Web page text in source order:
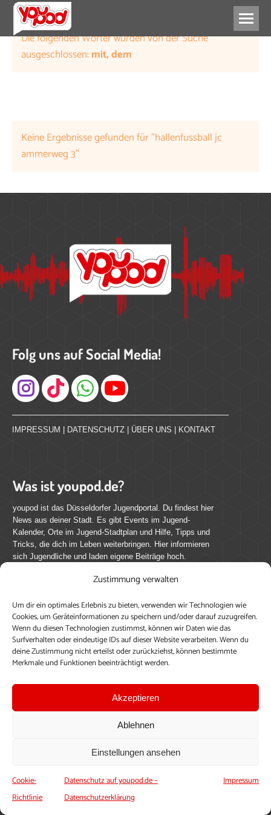
Zustimmung verwalten
Um dir ein optimales Erlebnis zu bieten, verwenden wir Technologien wie
Cookies, um Geräteinformationen zu speichern und/oder darauf zuzugreifen.
Wenn du diesen Technologien zustimmst, können wir Daten wie das
Surfverhalten oder eindeutige IDs auf dieser Website verarbeiten. Wenn du
deine Zustimmung nicht erteilst oder zurückziehst, können bestimmte
Merkmale und Funktionen beeinträchtigt werden.
Akzeptieren
Ablehnen
Einstellungen ansehen
Cookie-
Richtlinie
Datenschutz auf youpod.de –
Datenschutzerklärung
Impressum
Die folgenden Wörter wurden von der Suche
ausgeschlossen:mit, dem
Keine Ergebnisse gefunden für "hallenfussball jc
ammerweg 3"
Folg uns auf Social Media!
Instagram
IMPRESSUM | DATENSCHUTZ | ÜBER UNS | KONTAKT
Was ist youpod.de?
youpod ist das Düsseldorfer Jugendportal. Du findest hier
News aus deiner Stadt. Es gibt Events im Jugend-
Kalender, Orte im Jugend-Stadtplan und Hilfe, Tipps und
Tricks, die dich im Leben weiterbringen. Hier informieren
sich Jugendliche und laden eigene Beiträge hoch.
youpod.de lebt von Menschen wie dir. Sammel
journalistische Erfahrung, teile deine Perspektive und
veröffentliche deine Beiträge auf youpod.de.Du musst
dich anmelden, um alle Funktionen nutzen zu können, ein
Profil anzulegen, eigene Beiträge hochzuladen und zu
Einloggen